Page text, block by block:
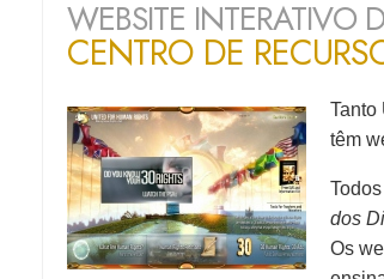
WEBSITE INTERATIVO
CENTRO DE
Tanto
têm
dos
Os